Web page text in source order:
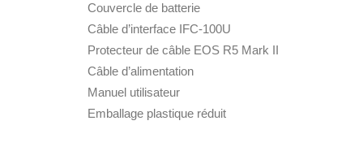
Couvercle de batterie
Câble d’interface IFC-100U
Protecteur de câble EOS R5 Mark II
Câble d’alimentation
Manuel utilisateur
Emballage plastique réduit